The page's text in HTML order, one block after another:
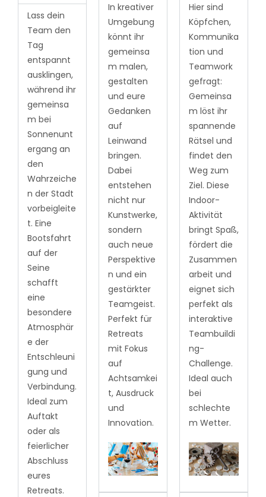
Lass dein
Team den
Tag
entspannt
ausklingen,
während ihr
gemeinsa
m bei
Sonnenunt
ergang an
den
Wahrzeiche
n der Stadt
vorbeigleite
t. Eine
Bootsfahrt
auf der
Seine
schafft
eine
besondere
Atmosphär
e der
Entschleuni
gung und
Verbindung.
Ideal zum
Auftakt
oder als
feierlicher
Abschluss
eures
Retreats.
In kreativer
Umgebung
könnt ihr
gemeinsa
m malen,
gestalten
und eure
Gedanken
auf
Leinwand
bringen.
Dabei
entstehen
nicht nur
Kunstwerke,
sondern
auch neue
Perspektive
n und ein
gestärkter
Teamgeist.
Perfekt für
Retreats
mit Fokus
auf
Achtsamkei
t, Ausdruck
und
Innovation.
Hier sind
Köpfchen,
Kommunika
tion und
Teamwork
gefragt:
Gemeinsa
m löst ihr
spannende
Rätsel und
findet den
Weg zum
Ziel. Diese
Indoor-
Aktivität
bringt Spaß,
fördert die
Zusammen
arbeit und
eignet sich
perfekt als
interaktive
Teambuildi
ng-
Challenge.
Ideal auch
bei
schlechte
m Wetter.